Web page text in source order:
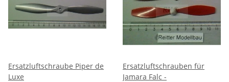
Ersatzluftschraube Piper de
Luxe
Ersatzluftschrauben für
Jamara Falc -